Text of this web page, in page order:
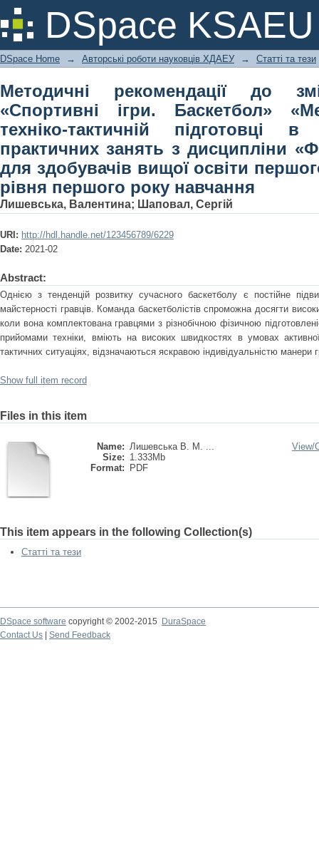
DSpace KSAEU
Методичні рекомендації до
«Методика навчання техніко-
практичних занять з дисципліни
освіти першого (бакалаврського)
DSpace Home → Авторські роботи науковців ХДАЕУ → Статті та тези
Методичні рекомендації до
«Спортивні ігри. Баскетбол»
техніко-тактичній підготовці
практичних занять з дисципліни
для здобувачів вищої освіти
рівня першого року навчання
Лишевська, Валентина; Шаповал, Сергій
URI: http://hdl.handle.net/123456789/6229
Date: 2021-02
Abstract:
Однією з тенденцій розвитку сучасного баскетболу є постійне
майстерності гравців. Команда баскетболістів спроможна досягти
коли вона комплектована гравцями з різнобічною фізичною
прийомами техніки, вміють на високих швидкостях в умовах
тактичних ситуаціях, відзначаються яскравою індивідуальністю манери
Show full item record
Files in this item
Name: Лишевська В. М. ...
Size: 1.333Mb
Format:
PDF
View/
This item appears in the following Collection(s)
Статті та тези
DSpace software copyright © 2002-2015
DuraSpace
Contact Us
Send Feedback